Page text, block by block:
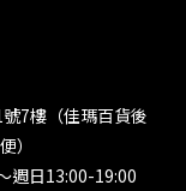
7樓（佳瑪百貨後
）
週日13:00-19:00